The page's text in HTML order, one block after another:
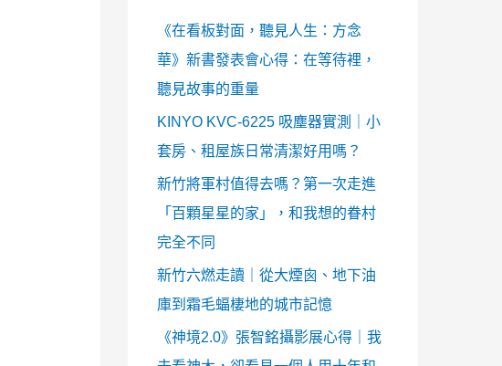
《在看板對面，聽見人生：方念
華》新書發表會心得：在等待裡，
聽見故事的重量
KINYO KVC-6225 吸塵器實測｜小
套房、租屋族日常清潔好用嗎？
新竹將軍村值得去嗎？第一次走進
「百顆星星的家」，和我想的眷村
完全不同
新竹六燃走讀｜從大煙囪、地下油
庫到霜毛蝠棲地的城市記憶
《神境2.0》張智銘攝影展心得｜我